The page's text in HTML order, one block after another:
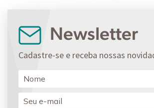
Newsletter
Cadastre-se e receba nossas